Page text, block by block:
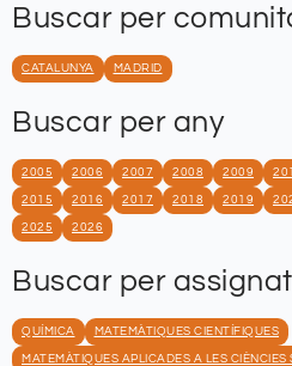
Buscar per
CATALUNYA MADRID
Buscar per any
2005 2006 2007 2008 2009
2015 2016 2017 2018 2019
2025 2026
Buscar per
QUÍMICA MATEMÀTIQUES CIENTÍFIQUES
MATEMÀTIQUES APLICADES A LES CIÈNCIES